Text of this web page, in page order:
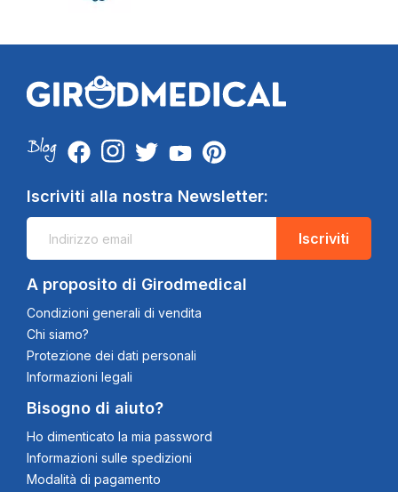
Iscriviti alla nostra Newsletter:
Iscriviti
A proposito di Girodmedical
Condizioni generali di vendita
Chi siamo?
Protezione dei dati personali
Informazioni legali
Bisogno di aiuto?
Ho dimenticato la mia password
Informazioni sulle spedizioni
Modalità di pagamento